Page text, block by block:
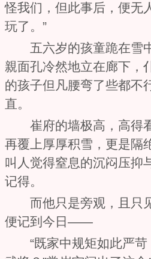
怪我们，但此事后，便无
玩了。”
五六岁的孩童跪在雪
親面孔冷然地立在廊下，
的孩子但凡腰弯了些都不
直。
崔府的墙极高，高得
再覆上厚厚积雪，更是隔
叫人觉得窒息的沉闷压抑
记得。
而他只是旁观，且只
便记到今日——
“既家中规矩如此严